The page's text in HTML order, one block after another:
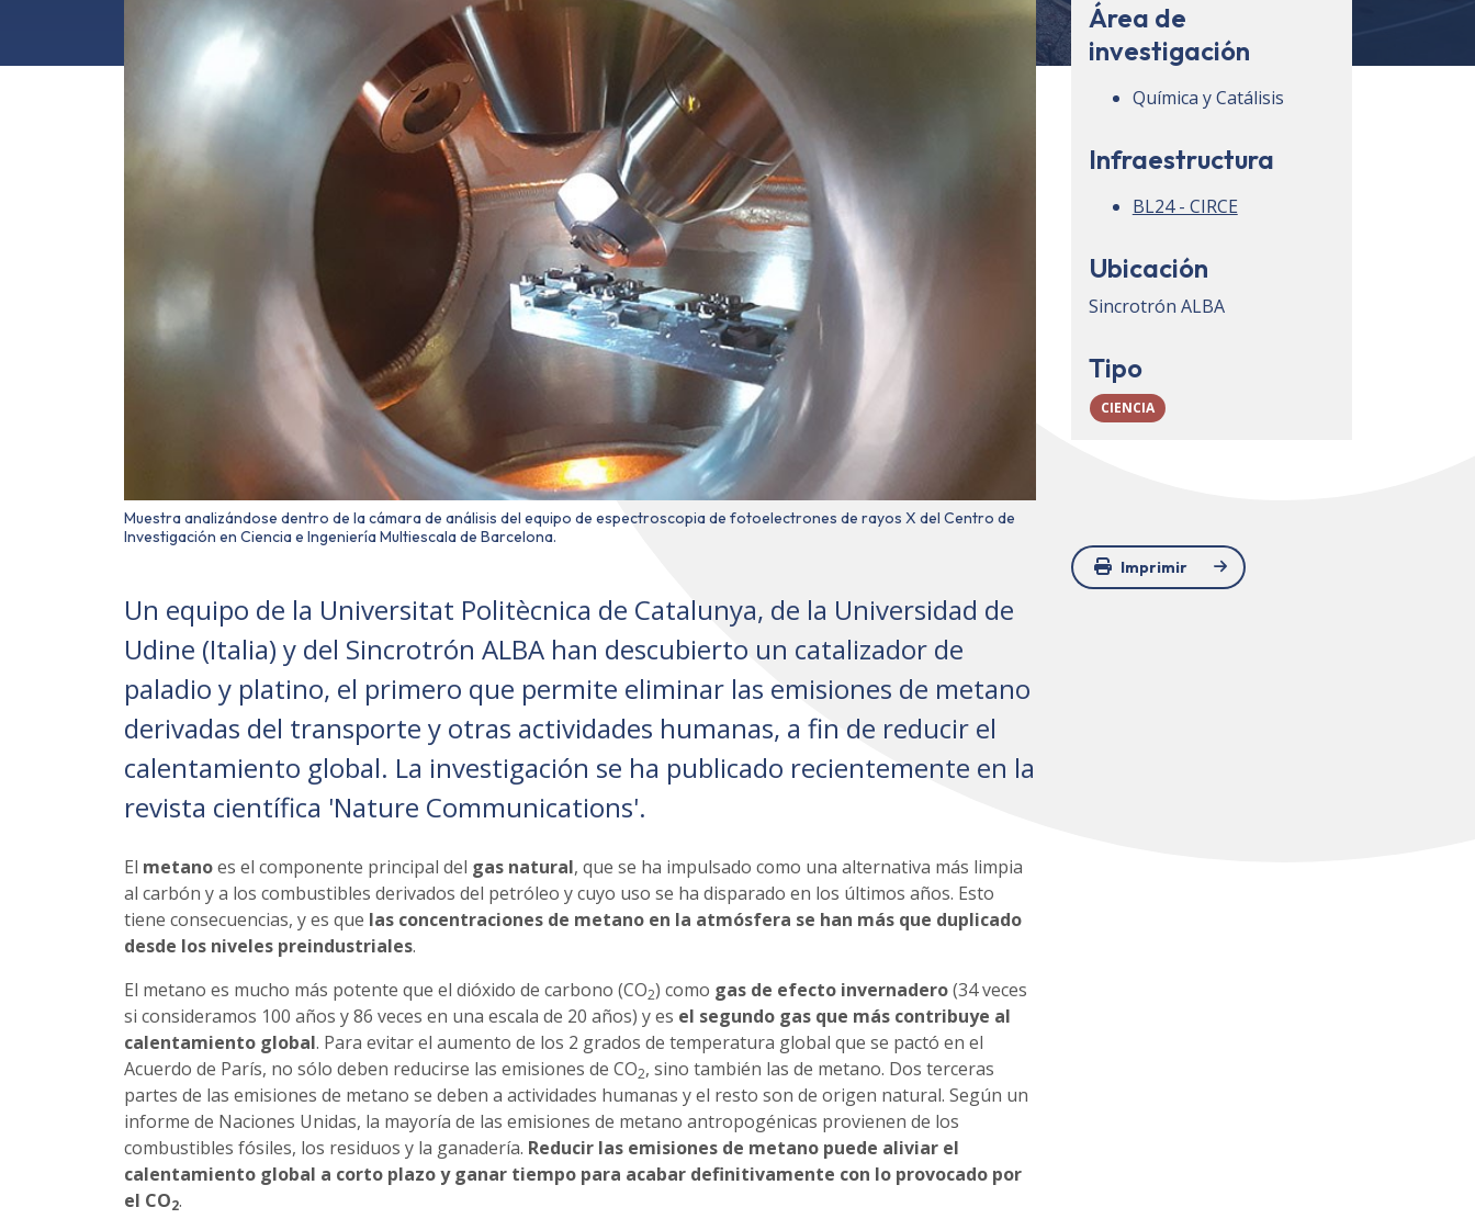
Muestra analizándose dentro de la cámara de análisis del equipo de espectroscopia de fotoelectrones de rayos X del Centro de
Investigación en Ciencia e Ingeniería Multiescala de Barcelona.
Un equipo de la Universitat Politècnica de Catalunya, de la Universidad de
Udine (Italia) y del Sincrotrón ALBA han descubierto un catalizador de
paladio y platino, el primero que permite eliminar las emisiones de metano
derivadas del transporte y otras actividades humanas, a fin de reducir el
calentamiento global. La investigación se ha publicado recientemente en la
revista científica 'Nature Communications'.
El metanoes el componente principal del gas natural, que se ha impulsado como una alternativa más limpia
al carbón y a los combustibles derivados del petróleo y cuyo uso se ha disparado en los últimos años. Esto
tiene consecuencias, y es que las concentraciones de metano en la atmósfera se han más que duplicado
desde los niveles preindustriales.
El metano es mucho más potente que el dióxido de carbono (CO2) como gas de efecto invernadero(34 veces
si consideramos 100 años y 86 veces en una escala de 20 años) y es el segundo gas que más contribuye al
calentamiento global. Para evitar el aumento de los 2 grados de temperatura global que se pactó en el
Acuerdo de París, no sólo deben reducirse las emisiones de CO2, sino también las de metano. Dos terceras
partes de las emisiones de metano se deben a actividades humanas y el resto son de origen natural. Según un
informe de Naciones Unidas, la mayoría de las emisiones de metano antropogénicas provienen de los
combustibles fósiles, los residuos y la ganadería. Reducir las emisiones de metano puede aliviar el
calentamiento global a corto plazo y ganar tiempo para acabar definitivamente con lo provocado por
el CO2.
Área de
investigación
Química y Catálisis
Infraestructura
BL24 - CIRCE
Ubicación
Sincrotrón ALBA
Tipo
CIENCIA
Imprimir